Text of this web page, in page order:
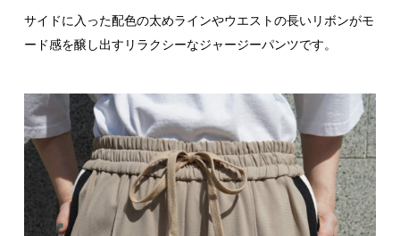
サイドに入った配色の太めラインやウエストの長いリボンがモ
ード感を醸し出すリラクシーなジャージーパンツです。